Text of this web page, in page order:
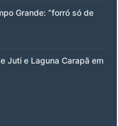
Grande: “forró só de
Juti e Laguna Carapã em